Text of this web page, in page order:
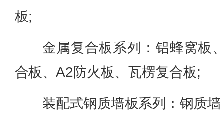
板;
金属复合板系列：铝蜂窝板
合板、A2防火板、瓦楞复合板;
装配式钢质墙板系列：钢质